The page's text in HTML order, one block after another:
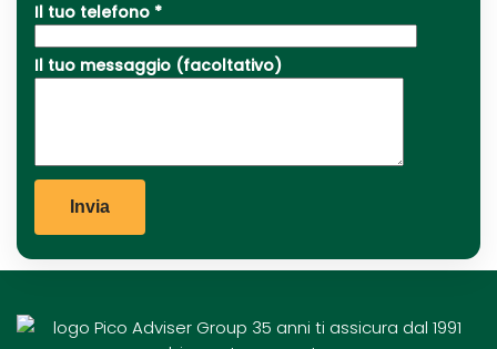
Il tuo telefono *
Il tuo messaggio (facoltativo)